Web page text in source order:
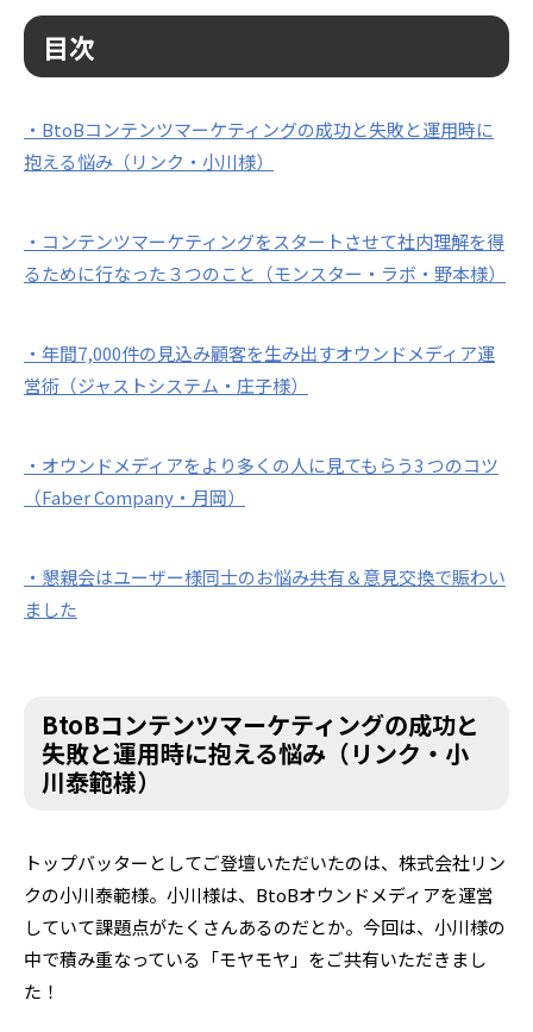
目次
・BtoBコンテンツマーケティングの成功と失敗と運用時に
抱える悩み（リンク・小川様）
・コンテンツマーケティングをスタートさせて社内理解を得
るために行なった３つのこと（モンスター・ラボ・野本様）
・年間7,000件の見込み顧客を生み出すオウンドメディア運
営術（ジャストシステム・庄子様）
・オウンドメディアをより多くの人に見てもらう3 つのコツ
（Faber Company・月岡）
・懇親会はユーザー様同士のお悩み共有＆意見交換で賑わい
ました
BtoBコンテンツマーケティングの成功と
失敗と運用時に抱える悩み（リンク・小
川泰範様）
トップバッターとしてご登壇いただいたのは、株式会社リン
クの小川泰範様。小川様は、BtoBオウンドメディアを運営
していて課題点がたくさんあるのだとか。今回は、小川様の
中で積み重なっている「モヤモヤ」をご共有いただきまし
た！